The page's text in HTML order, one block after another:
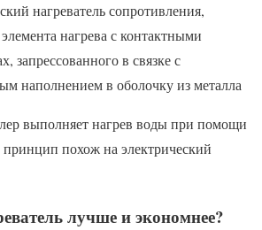
нагреватель сопротивления,
нагрева с контактными
запрессованного в связке с
наполнением в оболочку из металла
выполняет нагрев воды при помощи
похож на электрический
лучше и экономнее?